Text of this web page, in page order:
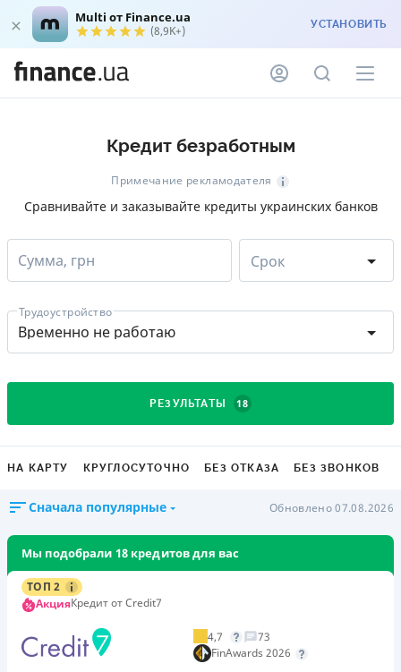
Multi от Finance.ua
(8,9K+) УСТАНОВИТЬ
Кредит безработным
Примечание рекламодателя
Сравнивайте и заказывайте кредиты украинских банков
Сумма, грн Срок
Временно не работаю
Трудоустройство
РЕЗУЛЬТАТЫ 18
НА КАРТУ КРУГЛОСУТОЧНО БЕЗ ОТКАЗА БЕЗ ЗВОНКОВ
Сначала популярные Обновлено 07.08.2026
Мы подобрали 18 кредитов для вас
ТОП 2
АкцияКредит от Credit7
4,7
73
FinAwards 2026